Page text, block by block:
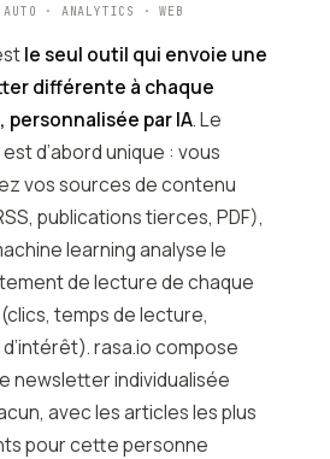
AUTO · ANALYTICS · WEB
le seul outil qui envoie une
différente à chaque
personnalisée par IA. Le
d’abord unique : vous
vos sources de contenu
publications tierces, PDF),
learning analyse le
de lecture de chaque
temps de lecture,
rasa.io compose
newsletter individualisée
avec les articles les plus
pour cette personne